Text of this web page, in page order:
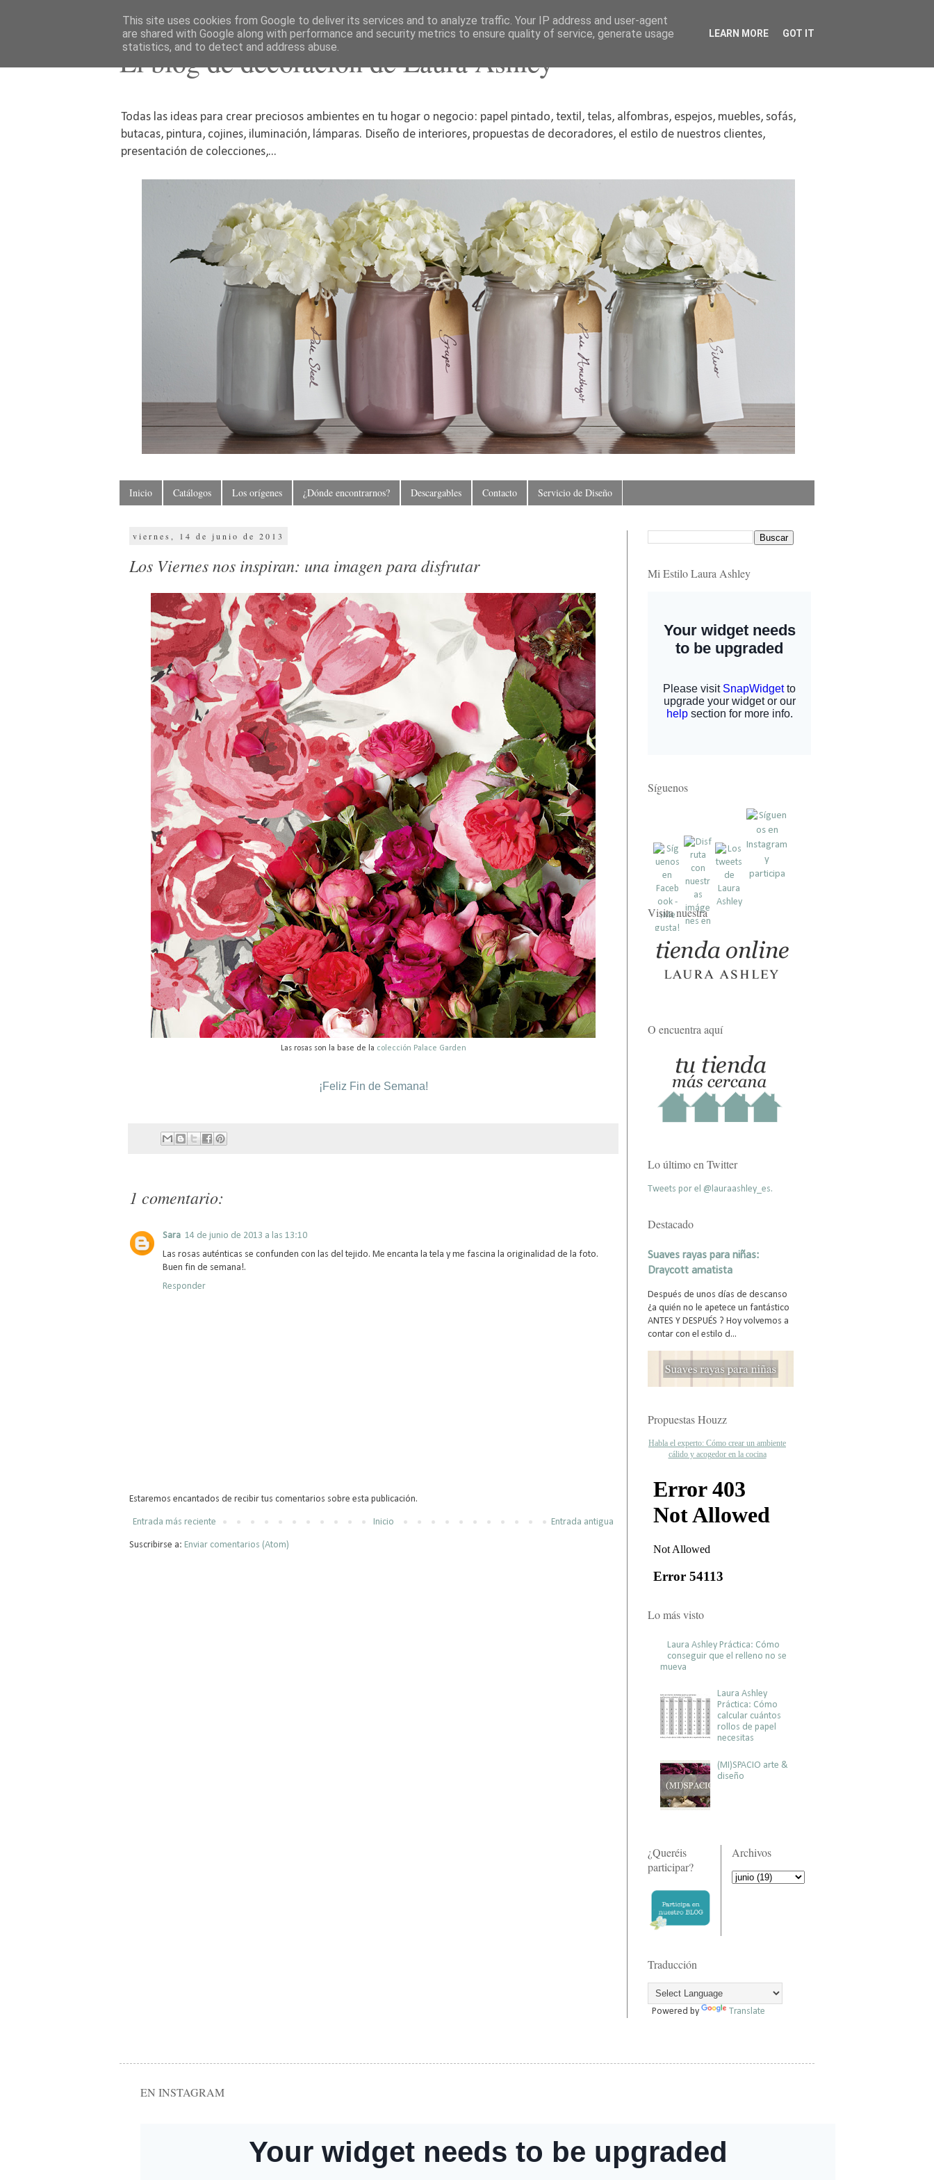
El blog de decoracion de Laura Ashley
Todas las ideas para crear preciosos ambientes en tu hogar o negocio: papel pintado, textil, telas, alfombras, espejos, muebles, sofás,
butacas, pintura, cojines, iluminación, lámparas. Diseño de interiores, propuestas de decoradores, el estilo de nuestros clientes,
presentación de colecciones,...
Inicio Catálogos Los orígenes ¿Dónde encontrarnos? Descargables Contacto Servicio de Diseño
viernes, 14 de junio de 2013
Los Viernes nos inspiran: una imagen para disfrutar
Las rosas son la base de la colección Palace Garden
¡Feliz Fin de Semana!
1 comentario:
Sara 14 de junio de 2013 a las 13:10
Las rosas auténticas se confunden con las del tejido. Me encanta la tela y me fascina la originalidad de la foto.
Buen fin de semana!.
Responder
Estaremos encantados de recibir tus comentarios sobre esta publicación.
Entrada más reciente Entrada antigua
Inicio
Suscribirse a: Enviar comentarios (Atom)
Mi Estilo Laura Ashley
Síguenos
Visita nuestra
O encuentra aquí
Lo último en Twitter
Tweets por el @lauraashley_es.
Destacado
Suaves rayas para niñas:
Draycott amatista
Después de unos días de descanso
¿a quién no le apetece un fantástico
ANTES Y DESPUÉS ? Hoy volvemos a
contar con el estilo d...
Propuestas Houzz
Habla el experto: Cómo crear un ambiente
cálido y acogedor en la cocina
Lo más visto
Laura Ashley Práctica: Cómo
conseguir que el relleno no se
mueva
Laura Ashley
Práctica: Cómo
calcular cuántos
rollos de papel
necesitas
(MI)SPACIO arte &
diseño
¿Queréis
participar?
Archivos
Traducción
Powered by Translate
EN INSTAGRAM
This site uses cookies from Google to deliver its services and to analyze traffic. Your IP address and user-agent
are shared with Google along with performance and security metrics to ensure quality of service, generate usage
statistics, and to detect and address abuse.
LEARN MORE GOT IT